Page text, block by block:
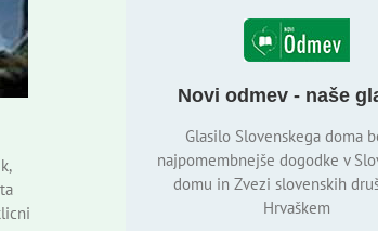
Novi odmev - naše
Glasilo Slovenskega doma
najpomembnejše dogodke v
domu in Zvezi slovenskih
Hrvaškem